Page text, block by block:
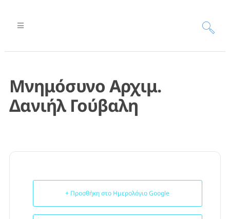
Μνημόσυνο Αρχιμ.
Δανιήλ Γούβαλη
+ Προσθήκη στο Ημερολόγιο Google